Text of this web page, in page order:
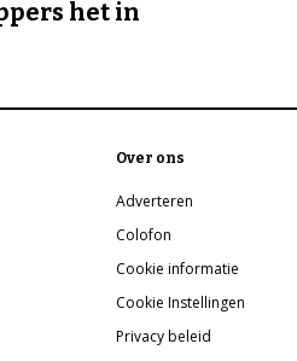
het in
Over ons
Adverteren
Colofon
Cookie informatie
Cookie Instellingen
Privacy beleid